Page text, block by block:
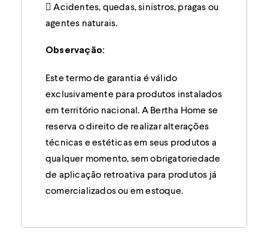
 Acidentes, quedas, sinistros, pragas ou
agentes naturais.
Observação:
Este termo de garantia é válido
exclusivamente para produtos instalados
em território nacional. A Bertha Home se
reserva o direito de realizar alterações
técnicas e estéticas em seus produtos a
qualquer momento, sem obrigatoriedade
de aplicação retroativa para produtos já
comercializados ou em estoque.